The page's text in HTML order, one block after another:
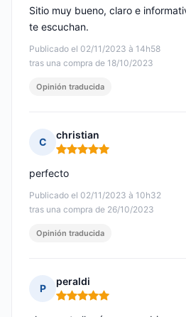
Publicado el 02/11/2023 à 14h58
tras una compra de 18/10/2023
Sitio muy bueno, claro e
te escuchan.
Opinión traducida
C
christian
Nota: 5 de 5
Publicado el 02/11/2023 à 10h32
tras una compra de 26/10/2023
perfecto
Opinión traducida
P
peraldi
Nota: 5 de 5